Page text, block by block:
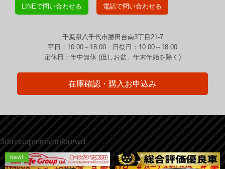
LINEで問い合わせる 電話で問い合わせる
千葉県八千代市勝田台南3丁目21-7
平日：10:00～18:00 日祭日：10:00～18:00
定休日：年中無休 (但しお盆、年末年始を除く)
在庫確認・購入お申込み
3dressupminivanfourwd
New!